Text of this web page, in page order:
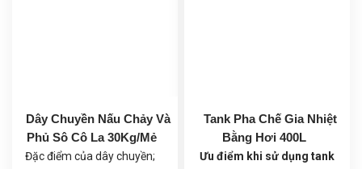
Dây Chuyền Nấu Chảy Và
Phủ Sô Cô La 30Kg/Mẻ
Đặc điểm của dây chuyền;
Tank Pha Chế Gia Nhiệt
Bằng Hơi 400L
Ưu điểm khi sử dụng tank